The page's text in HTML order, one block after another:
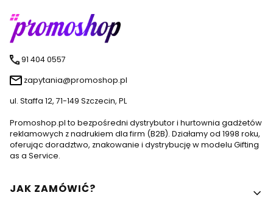
91 404 0557
zapytania@promoshop.pl
ul. Staffa 12, 71-149 Szczecin, PL
Promoshop.pl to bezpośredni dystrybutor i hurtownia gadżetów
reklamowych z nadrukiem dla firm (B2B). Działamy od 1998 roku,
oferując doradztwo, znakowanie i dystrybucję w modelu Gifting
as a Service.
Linki w stopce
JAK ZAMÓWIĆ?